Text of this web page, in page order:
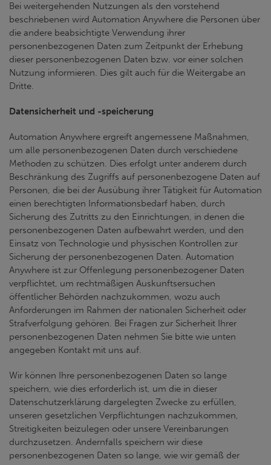
Bei weitergehenden Nutzungen als den vorstehend
beschriebenen wird Automation Anywhere die Personen über
die andere beabsichtigte Verwendung ihrer
personenbezogenen Daten zum Zeitpunkt der Erhebung
dieser personenbezogenen Daten bzw. vor einer solchen
Nutzung informieren. Dies gilt auch für die Weitergabe an
Dritte.
Datensicherheit und -speicherung
Automation Anywhere ergreift angemessene Maßnahmen,
um alle personenbezogenen Daten durch verschiedene
Methoden zu schützen. Dies erfolgt unter anderem durch
Beschränkung des Zugriffs auf personenbezogene Daten auf
Personen, die bei der Ausübung ihrer Tätigkeit für Automation
einen berechtigten Informationsbedarf haben, durch
Sicherung des Zutritts zu den Einrichtungen, in denen die
personenbezogenen Daten aufbewahrt werden, und den
Einsatz von Technologie und physischen Kontrollen zur
Sicherung der personenbezogenen Daten. Automation
Anywhere ist zur Offenlegung personenbezogener Daten
verpflichtet, um rechtmäßigen Auskunftsersuchen
öffentlicher Behörden nachzukommen, wozu auch
Anforderungen im Rahmen der nationalen Sicherheit oder
Strafverfolgung gehören. Bei Fragen zur Sicherheit Ihrer
personenbezogenen Daten nehmen Sie bitte wie unten
angegeben Kontakt mit uns auf.
Wir können Ihre personenbezogenen Daten so lange
speichern, wie dies erforderlich ist, um die in dieser
Datenschutzerklärung dargelegten Zwecke zu erfüllen,
unseren gesetzlichen Verpflichtungen nachzukommen,
Streitigkeiten beizulegen oder unsere Vereinbarungen
durchzusetzen. Andernfalls speichern wir diese
personenbezogenen Daten so lange, wie wir gemäß der